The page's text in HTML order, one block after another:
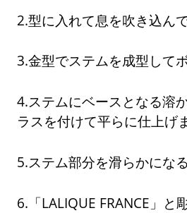
2.型に入れて息を吹き込ん
3.金型でステムを成型して
4.ステムにベースとなる溶
ラスを付けて平らに仕上げ
5.ステム部分を滑らかにな
6.「LALIQUE FRANCE」と